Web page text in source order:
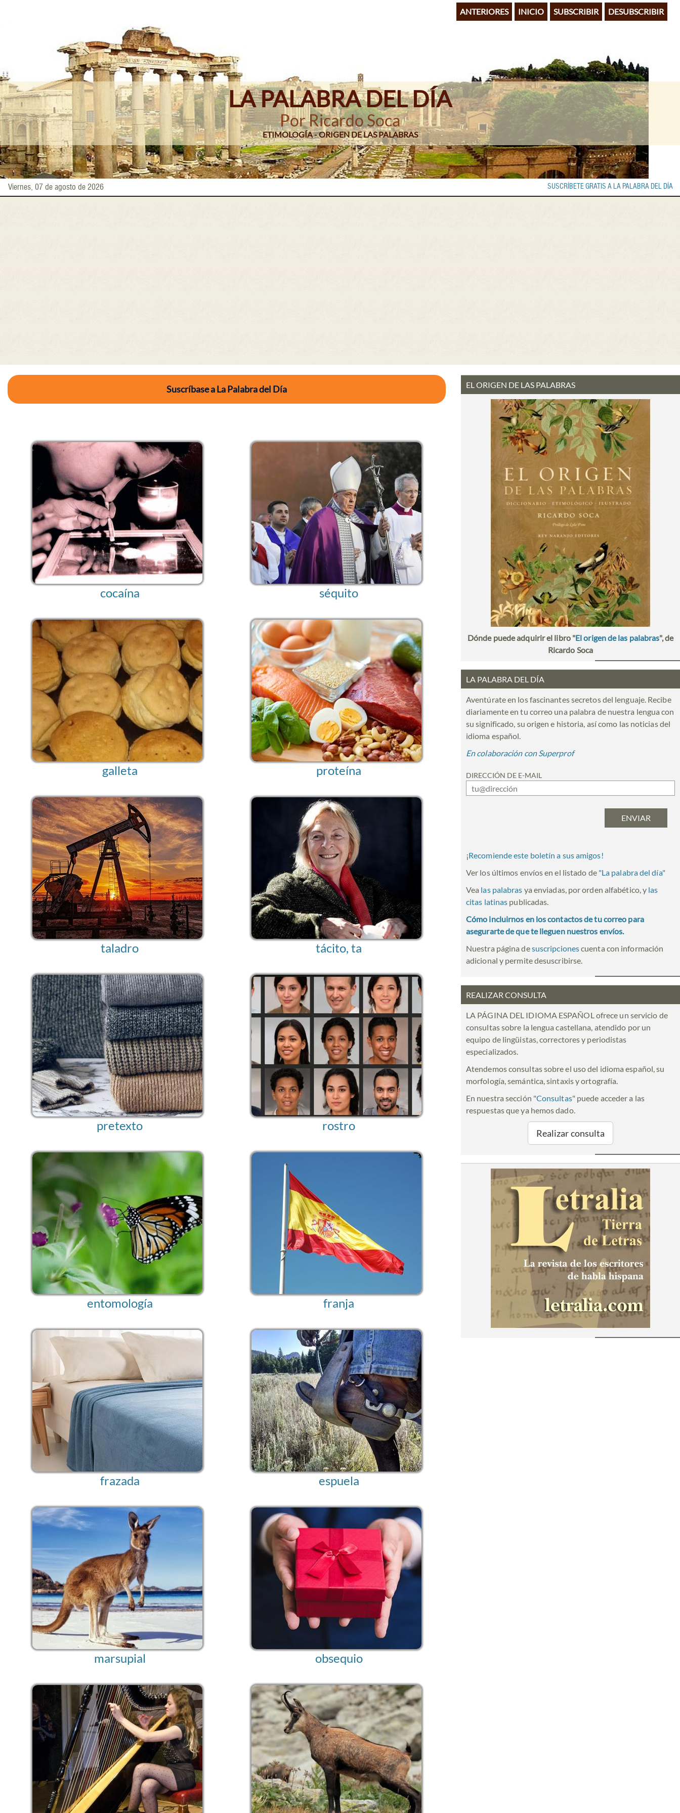
ANTERIORES INICIO SUBSCRIBIR DESUBSCRIBIR
LA PALABRA DEL DÍA
Por Ricardo Soca
ETIMOLOGÍA - ORIGEN DE LAS PALABRAS
Viernes, 07 de agosto de 2026 SUSCRÍBETE GRATIS A LA PALABRA DEL DÍA
Suscríbase a La Palabra del Día
cocaína séquito
galleta proteína
taladro tácito, ta
pretexto rostro
entomología franja
frazada espuela
marsupial obsequio
EL ORIGEN DE LAS PALABRAS
Dónde puede adquirir el libro "El origen de las palabras", de
Ricardo Soca
LA PALABRA DEL DÍA
Aventúrate en los fascinantes secretos del lenguaje. Recibe
diariamente en tu correo una palabra de nuestra lengua con
su significado, su origen e historia, así como las noticias del
idioma español.
En colaboración con Superprof
DIRECCIÓN DE E-MAIL
¡Recomiende este boletín a sus amigos!
Ver los últimos envíos en el listado de "La palabra del día"
Vea las palabras ya enviadas, por orden alfabético, y las
citas latinas publicadas.
Cómo incluirnos en los contactos de tu correo para
asegurarte de que te lleguen nuestros envíos.
Nuestra página desuscripcionescuenta con información
adicional y permite desuscribirse.
REALIZAR CONSULTA
LA PÁGINA DEL IDIOMA ESPAÑOL ofrece un servicio de
consultas sobre la lengua castellana, atendido por un
equipo de lingüistas, correctores y periodistas
especializados.
Atendemos consultas sobre el uso del idioma español, su
morfología, semántica, sintaxis y ortografía.
En nuestra sección "Consultas" puede acceder a las
respuestas que ya hemos dado.
Realizar consulta